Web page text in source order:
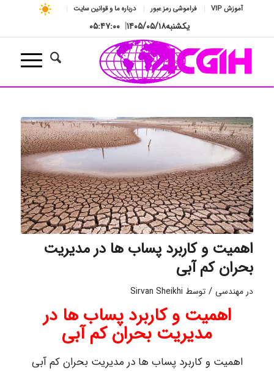
آموزش VIP فراموشی رمز عبور درباره ما و قوانین سایت
یکشنبه۱۴۰۵/۰۵/۱۸| ۰۵:۴۷:۰۱
اهمیت و کاربرد پساب ها در مدیریت
بحران کم آبی
درمهندسی / توسط Sirvan Sheikhi
اهمیت و کاربرد پساب ها در
مدیریت بحران کم آبی
اهمیت و کاربرد پساب ها در مدیریت بحران کم آبی